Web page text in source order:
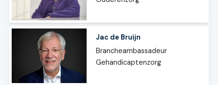
Jac de Bruijn
Brancheambassadeur
Gehandicaptenzorg